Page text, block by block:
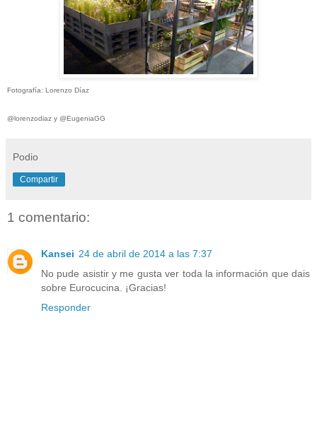
Fotografía: Lorenzo Díaz
@lorenzodiaz y @EugeniaGG
Podio
Compartir
1 comentario:
Kansei 24 de abril de 2014 a las 7:37
No pude asistir y me gusta ver toda la información que dais
sobre Eurocucina. ¡Gracias!
Responder